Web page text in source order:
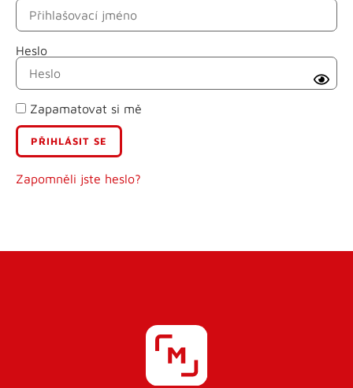
Heslo
Zapamatovat si mě
Zapomněli jste heslo?
Příjmení
E-mail
Uživatelské jméno